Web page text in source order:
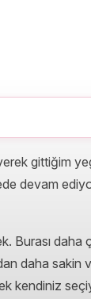
gittiğim
devam
Burası
daha sakin
kendiniz